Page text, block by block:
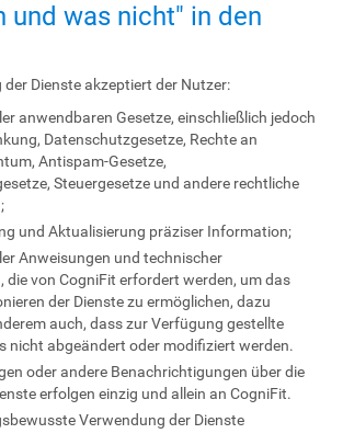
und was nicht" in den
der Dienste akzeptiert der Nutzer:
anwendbaren Gesetze, einschließlich jedoch
Datenschutzgesetze, Rechte an
Antispam-Gesetze,
Steuergesetze und andere rechtliche
und Aktualisierung präziser Information;
Anweisungen und technischer
die von CogniFit erfordert werden, um das
der Dienste zu ermöglichen, dazu
auch, dass zur Verfügung gestellte
nicht abgeändert oder modifiziert werden.
oder andere Benachrichtigungen über die
erfolgen einzig und allein an CogniFit.
Verwendung der Dienste